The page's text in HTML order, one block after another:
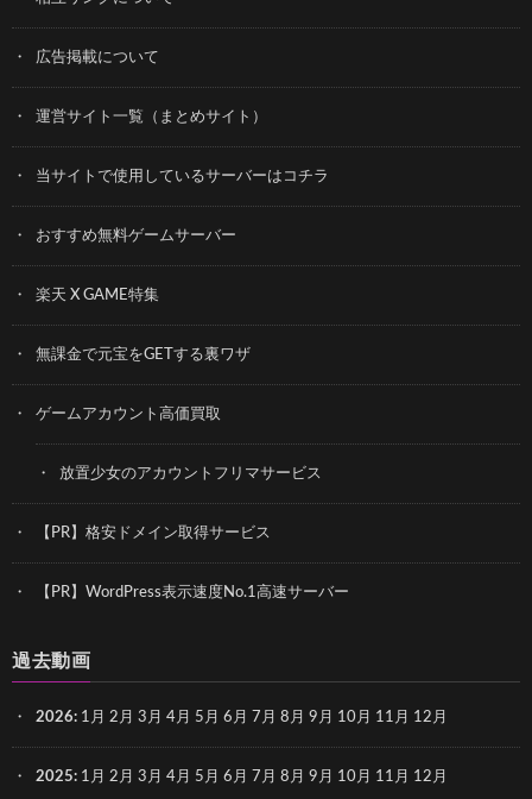
広告掲載について
運営サイト一覧（まとめサイト）
当サイトで使用しているサーバーはコチラ
おすすめ無料ゲームサーバー
楽天 X GAME特集
無課金で元宝をGETする裏ワザ
ゲームアカウント高価買取
放置少女のアカウントフリマサービス
【PR】格安ドメイン取得サービス
【PR】WordPress表示速度No.1高速サーバー
過去動画
2026: 1月 2月 3月 4月 5月 6月 7月 8月 9月 10月 11月 12月
2025: 1月 2月 3月 4月 5月 6月 7月 8月 9月 10月 11月 12月